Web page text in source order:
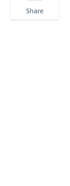
Share